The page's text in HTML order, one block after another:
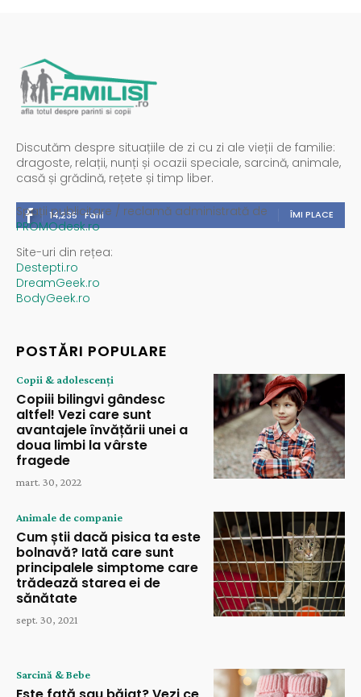
Discutăm despre situațiile de zi cu zi ale vieții de familie:
dragoste, relații, nunți și ocazii speciale, sarcină, animale,
casă și grădină, rețete și timp liber.
14,235 Fani ÎMI PLACE
Spații publicitare / reclamă administrată de
PROMOdesk.ro
Site-uri din rețea:
Destepti.ro
DreamGeek.ro
BodyGeek.ro
POSTĂRI POPULARE
Copii & adolescenți
Copiii bilingvi gândesc
altfel! Vezi care sunt
avantajele învățării unei a
doua limbi la vârste
fragede
mart. 30, 2022
Animale de companie
Cum știi dacă pisica ta este
bolnavă? Iată care sunt
principalele simptome care
trădează starea ei de
sănătate
sept. 30, 2021
Sarcină & Bebe